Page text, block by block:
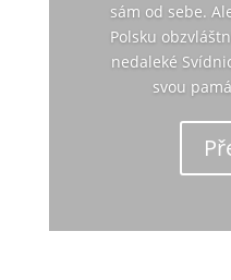
sám od sebe.
Polsku
nedaleké
svou